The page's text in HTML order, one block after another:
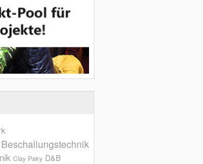
Beschallungstechnik
Clay Paky D&B